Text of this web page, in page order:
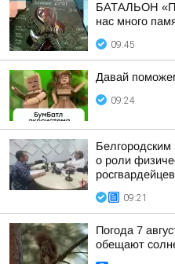
БАТАЛЬОН
нас много
09:45
Давай
09:24
о роли
росгвардейцев
09:21
Погода 7
обещают